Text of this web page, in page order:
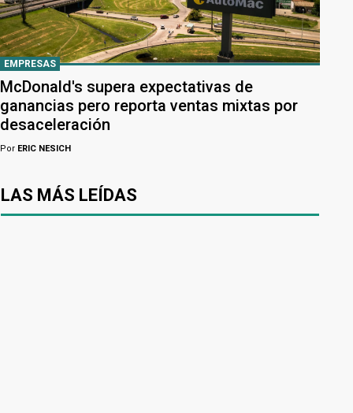
EMPRESAS
McDonald's supera expectativas de
ganancias pero reporta ventas mixtas por
desaceleración
Por ERIC NESICH
LAS MÁS LEÍDAS